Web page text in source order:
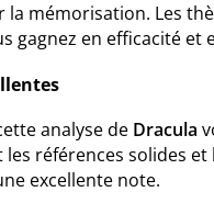
mémorisation. Les
gagnez en efficacité et
analyse de Dracula
références solides
excellente note.